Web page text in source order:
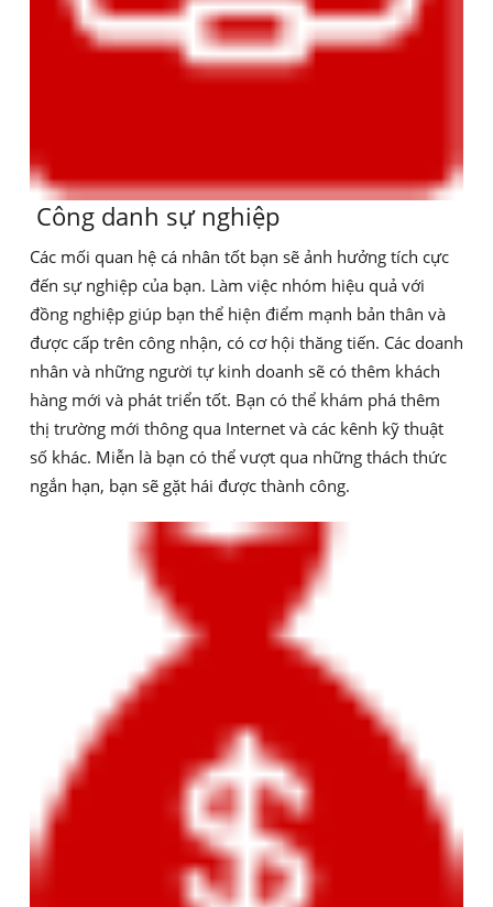
Công danh sự nghiệp
Các mối quan hệ cá nhân tốt bạn sẽ ảnh hưởng tích cực
đến sự nghiệp của bạn. Làm việc nhóm hiệu quả với
đồng nghiệp giúp bạn thể hiện điểm mạnh bản thân và
được cấp trên công nhận, có cơ hội thăng tiến. Các doanh
nhân và những người tự kinh doanh sẽ có thêm khách
hàng mới và phát triển tốt. Bạn có thể khám phá thêm
thị trường mới thông qua Internet và các kênh kỹ thuật
số khác. Miễn là bạn có thể vượt qua những thách thức
ngắn hạn, bạn sẽ gặt hái được thành công.